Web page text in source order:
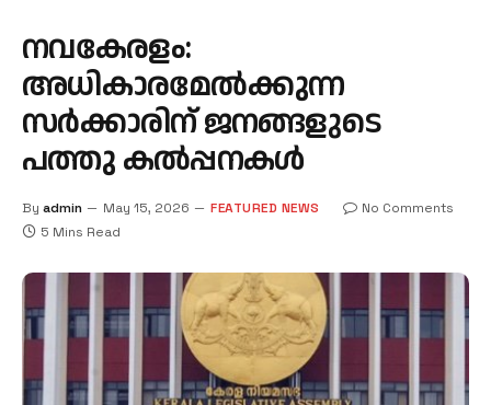
നവകേരളം:
അധികാരമേൽക്കുന്ന
സർക്കാരിന് ജനങ്ങളുടെ
പത്തു കൽപ്പനകൾ
By admin May 15, 2026 FEATURED NEWS
No Comments
5 Mins Read